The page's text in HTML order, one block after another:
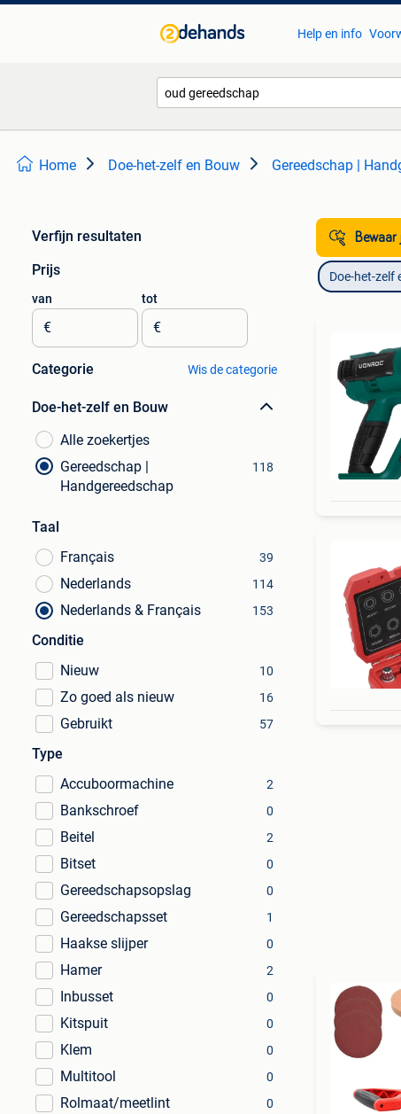
Help en info
Home Doe-het-zelf en Bouw Gereedschap |
Verfijn resultaten
Prijs
van
€
tot
€
Categorie Wis de categorie
Doe-het-zelf en Bouw
Alle zoekertjes
Gereedschap |
Handgereedschap
118
Taal
Français
39
Nederlands 114
Nederlands & Français 153
Conditie
Nieuw
10
Zo goed als nieuw 16
Gebruikt 57
Type
Accuboormachine
2
Bankschroef 0
Beitel 2
Bitset 0
Gereedschapsopslag 0
Gereedschapsset 1
Haakse slijper 0
Hamer 2
Inbusset 0
Kitspuit 0
Klem 0
Multitool 0
Rolmaat/meetlint 0
Doe-het-zelf